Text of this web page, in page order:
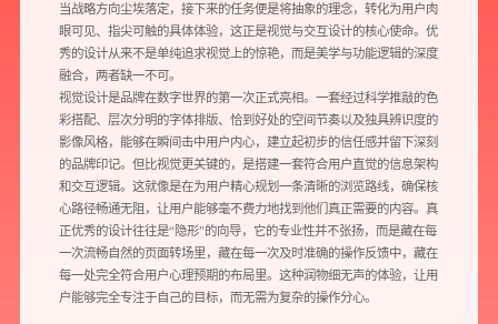
当战略方向尘埃落定，接下来的任务便是将抽象的理念，转化为用户肉
眼可见、指尖可触的具体体验，这正是视觉与交互设计的核心使命。优
秀的设计从来不是单纯追求视觉上的惊艳，而是美学与功能逻辑的深度
融合，两者缺一不可。
视觉设计是品牌在数字世界的第一次正式亮相。一套经过科学推敲的色
彩搭配、层次分明的字体排版、恰到好处的空间节奏以及独具辨识度的
影像风格，能够在瞬间击中用户内心，建立起初步的信任感并留下深刻
的品牌印记。但比视觉更关键的，是搭建一套符合用户直觉的信息架构
和交互逻辑。这就像是在为用户精心规划一条清晰的浏览路线，确保核
心路径畅通无阻，让用户能够毫不费力地找到他们真正需要的内容。真
正优秀的设计往往是“隐形”的向导，它的专业性并不张扬，而是藏在每
一次流畅自然的页面转场里，藏在每一次及时准确的操作反馈中，藏在
每一处完全符合用户心理预期的布局里。这种润物细无声的体验，让用
户能够完全专注于自己的目标，而无需为复杂的操作分心。